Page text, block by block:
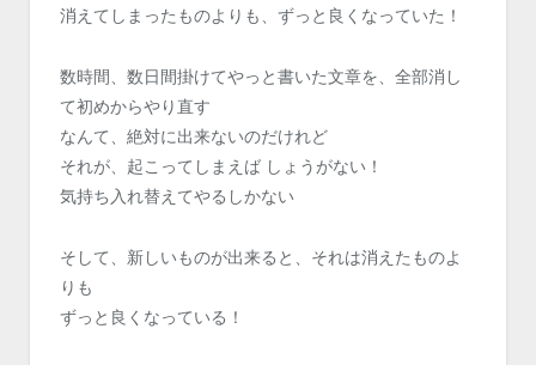
消えてしまったものよりも、ずっと良くなっていた！
数時間、数日間掛けてやっと書いた文章を、全部消し
て初めからやり直す
なんて、絶対に出来ないのだけれど
それが、起こってしまえば しょうがない！
気持ち入れ替えてやるしかない
そして、新しいものが出来ると、それは消えたものよ
りも
ずっと良くなっている！